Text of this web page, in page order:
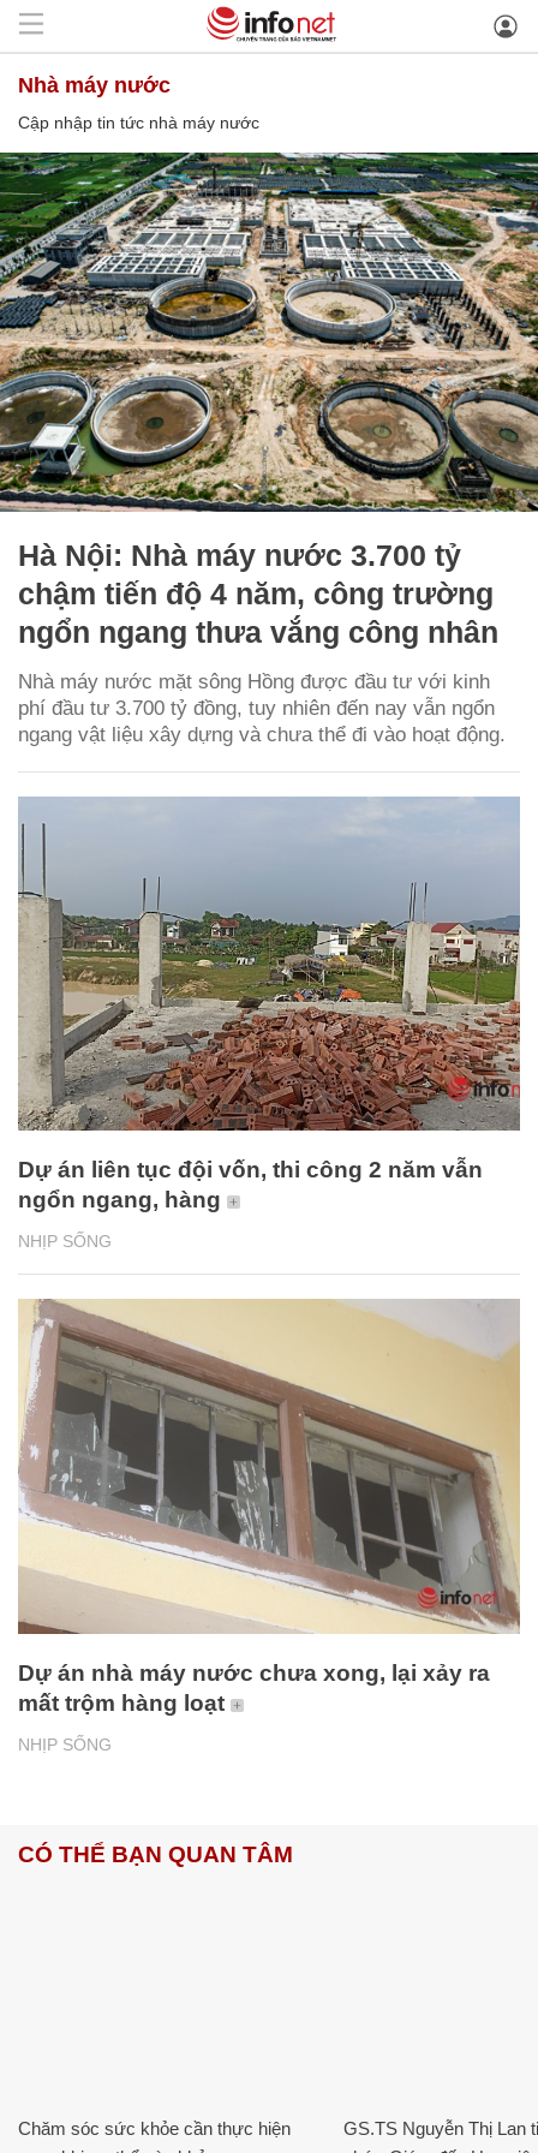
nhà máy nước
Cập nhập tin tức nhà máy nước
Hà Nội: Nhà máy nước 3.700 tỷ
chậm tiến độ 4 năm, công trường
ngổn ngang thưa vắng công nhân
Nhà máy nước mặt sông Hồng được đầu tư với kinh
phí đầu tư 3.700 tỷ đồng, tuy nhiên đến nay vẫn ngổn
ngang vật liệu xây dựng và chưa thể đi vào hoạt động.
NHỊP SỐNG
Dự án liên tục đội vốn, thi công 2 năm vẫn
ngổn ngang, hàng
NHỊP SỐNG
Dự án nhà máy nước chưa xong, lại xảy ra
mất trộm hàng loạt
CÓ THỂ BẠN QUAN TÂM
Chăm sóc sức khỏe cần thực hiện
GS.TS Nguyễn Thị Lan